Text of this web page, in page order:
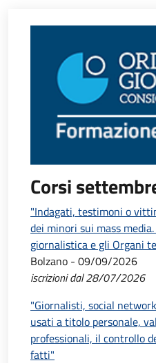
Corsi
"Indagati, testimoni o
dei minori sui mass
giornalistica e gli Organi
Bolzano - 09/09/2026
iscrizioni dal 28/07/2026
"Giornalisti, social
usati a titolo personale,
professionali, il controllo
fatti"